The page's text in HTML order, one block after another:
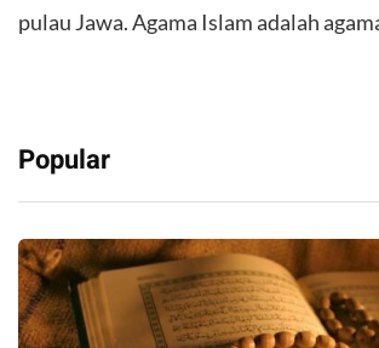
pulau Jawa. Agama Islam adalah
Popular